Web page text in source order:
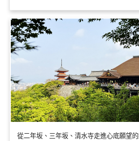
從二年坂、三年坂、清水寺走進心底願望